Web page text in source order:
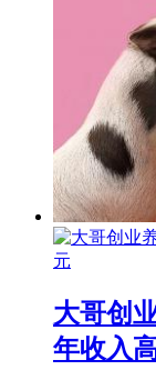
大哥创
年收入